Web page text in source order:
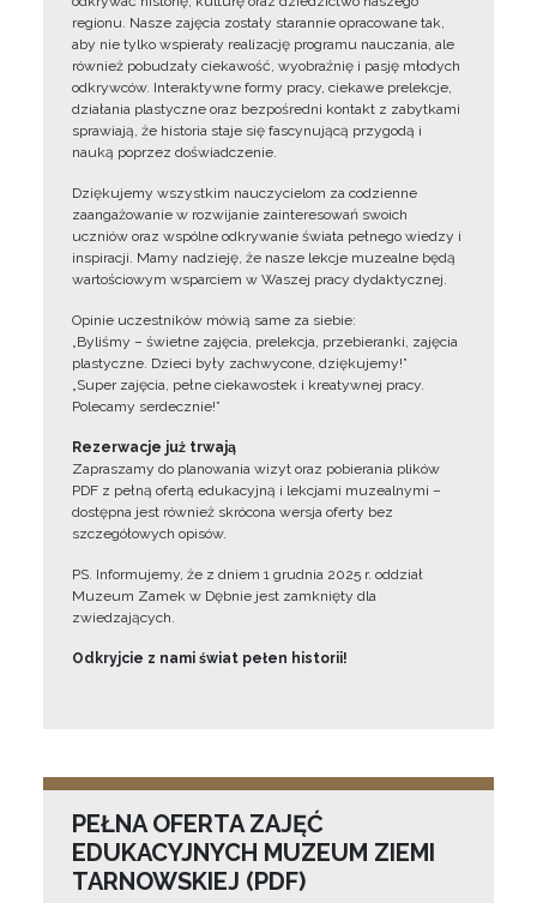
regionu. Nasze zajęcia zostały starannie opracowane tak,
aby nie tylko wspierały realizację programu nauczania, ale
również pobudzały ciekawość, wyobraźnię i pasję młodych
odkrywców. Interaktywne formy pracy, ciekawe prelekcje,
działania plastyczne oraz bezpośredni kontakt z zabytkami
sprawiają, że historia staje się fascynującą przygodą i
nauką poprzez doświadczenie.
Dziękujemy wszystkim nauczycielom za codzienne
zaangażowanie w rozwijanie zainteresowań swoich
uczniów oraz wspólne odkrywanie świata pełnego wiedzy i
inspiracji. Mamy nadzieję, że nasze lekcje muzealne będą
wartościowym wsparciem w Waszej pracy dydaktycznej.
Opinie uczestników mówią same za siebie:
„Byliśmy – świetne zajęcia, prelekcja, przebieranki, zajęcia
plastyczne. Dzieci były zachwycone, dziękujemy!”
„Super zajęcia, pełne ciekawostek i kreatywnej pracy.
Polecamy serdecznie!”
Rezerwacje już trwają
Zapraszamy do planowania wizyt oraz pobierania plików
PDF z pełną ofertą edukacyjną i lekcjami muzealnymi –
dostępna jest również skrócona wersja oferty bez
szczegółowych opisów.
PS. Informujemy, że z dniem 1 grudnia 2025 r. oddział
Muzeum Zamek w Dębnie jest zamknięty dla
zwiedzających.
Odkryjcie z nami świat pełen historii!
PEŁNA OFERTA ZAJĘĆ
EDUKACYJNYCH MUZEUM ZIEMI
TARNOWSKIEJ (PDF)